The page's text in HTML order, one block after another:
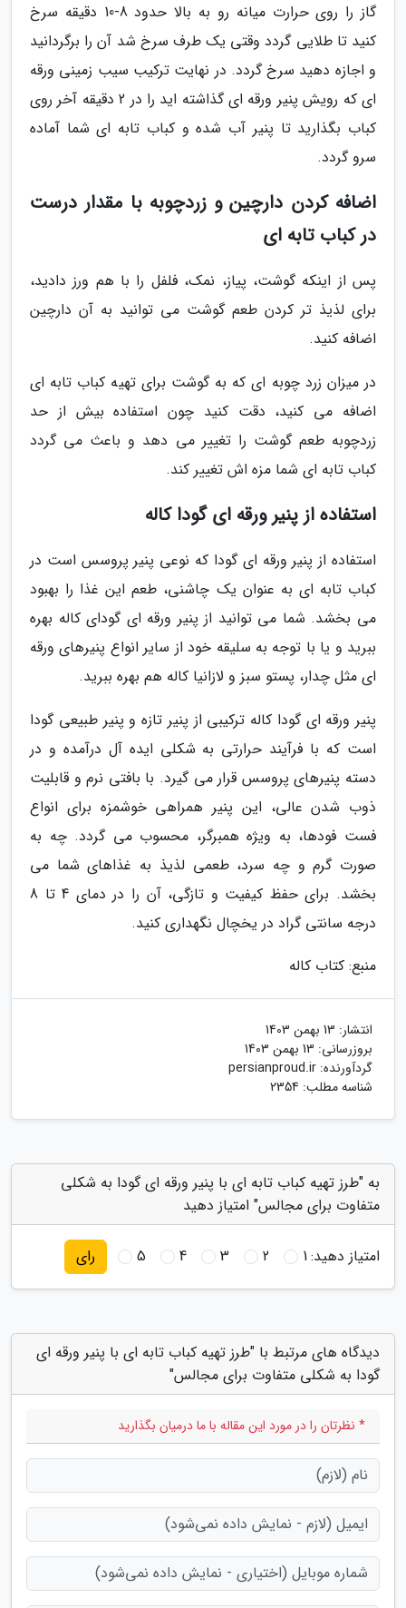
گاز را روی حرارت میانه رو به بالا حدود 8-10 دقیقه سرخ
کنید تا طلایی گردد وقتی یک طرف سرخ شد آن را برگردانید
و اجازه دهید سرخ گردد. در نهایت ترکیب سیب زمینی ورقه
ای که رویش پنیر ورقه ای گذاشته اید را در 2 دقیقه آخر روی
کباب بگذارید تا پنیر آب شده و کباب تابه ای شما آماده
سرو گردد.
اضافه کردن دارچین و زردچوبه با مقدار درست
در کباب تابه ای
پس از اینکه گوشت، پیاز، نمک، فلفل را با هم ورز دادید،
برای لذیذ تر کردن طعم گوشت می توانید به آن دارچین
اضافه کنید.
در میزان زرد چوبه ای که به گوشت برای تهیه کباب تابه ای
اضافه می کنید، دقت کنید چون استفاده بیش از حد
زردچوبه طعم گوشت را تغییر می دهد و باعث می گردد
کباب تابه ای شما مزه اش تغییر کند.
استفاده از پنیر ورقه ای گودا کاله
استفاده از پنیر ورقه ای گودا که نوعی پنیر پروسس است در
کباب تابه ای به عنوان یک چاشنی، طعم این غذا را بهبود
می بخشد. شما می توانید از پنیر ورقه ای گودای کاله بهره
ببرید و یا با توجه به سلیقه خود از سایر انواع پنیرهای ورقه
ای مثل چدار، پستو سبز و لازانیا کاله هم بهره ببرید.
پنیر ورقه ای گودا کاله ترکیبی از پنیر تازه و پنیر طبیعی گودا
است که با فرآیند حرارتی به شکلی ایده آل درآمده و در
دسته پنیرهای پروسس قرار می گیرد. با بافتی نرم و قابلیت
ذوب شدن عالی، این پنیر همراهی خوشمزه برای انواع
فست فودها، به ویژه همبرگر، محسوب می گردد. چه به
صورت گرم و چه سرد، طعمی لذیذ به غذاهای شما می
بخشد. برای حفظ کیفیت و تازگی، آن را در دمای 4 تا 8
درجه سانتی گراد در یخچال نگهداری کنید.
منبع: کتاب کاله
انتشار: 13 بهمن 1403
بروزرسانی: 13 بهمن 1403
گردآورنده: persianproud.ir
شناسه مطلب: 2354
به "طرز تهیه کباب تابه ای با پنیر ورقه ای گودا به شکلی
متفاوت برای مجالس" امتیاز دهید
امتیاز دهید:1
2
3
4
5 رای
دیدگاه های مرتبط با "طرز تهیه کباب تابه ای با پنیر ورقه ای
گودا به شکلی متفاوت برای مجالس"
* نظرتان را در مورد این مقاله با ما درمیان بگذارید